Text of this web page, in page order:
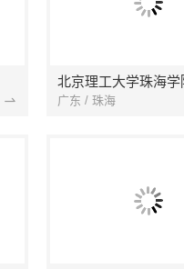
广东 / 珠海